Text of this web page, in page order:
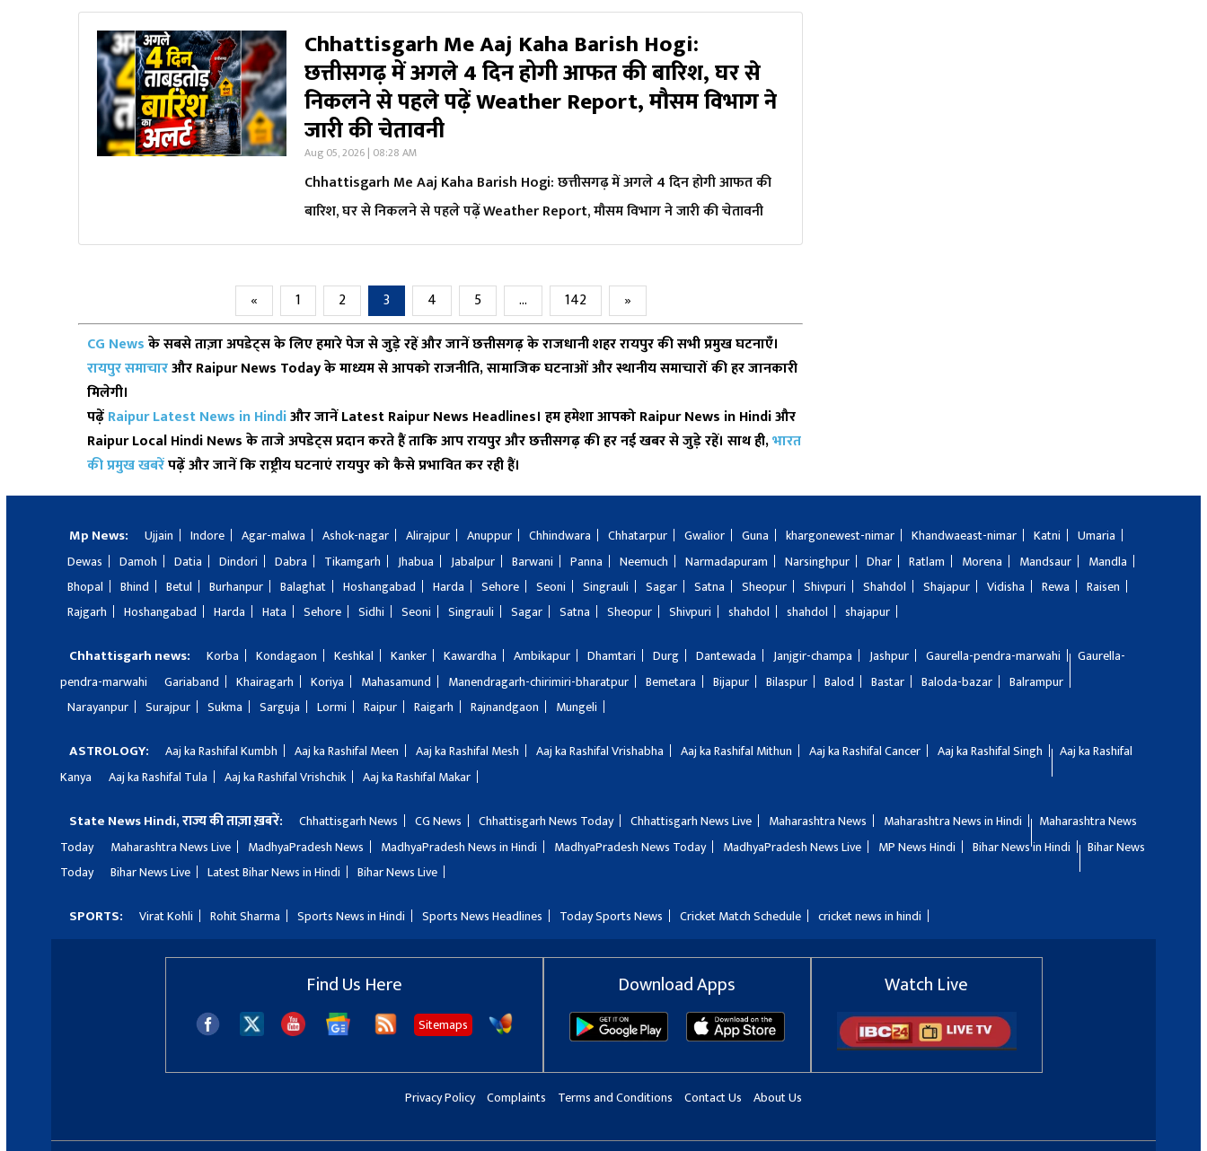
Chhattisgarh Me Aaj Kaha Barish Hogi:
छत्तीसगढ़ में अगले 4 दिन होगी आफत की बारिश, घर से
निकलने से पहले पढ़ें Weather Report, मौसम विभाग ने
जारी की चेतावनी
Aug 05, 2026 | 08:28 AM
Chhattisgarh Me Aaj Kaha Barish Hogi: छत्तीसगढ़ में अगले 4 दिन होगी आफत की
बारिश, घर से निकलने से पहले पढ़ें Weather Report, मौसम विभाग ने जारी की चेतावनी
« 1 2 3 4 5 … 142
»
CG Newsके सबसे ताज़ा अपडेट्स के लिए हमारे पेज से जुड़े रहें और जानें छत्तीसगढ़ के राजधानी शहर रायपुर की सभी प्रमुख घटनाएँ।
रायपुर समाचारऔरRaipur News Todayके माध्यम से आपको राजनीति, सामाजिक घटनाओं और स्थानीय समाचारों की हर जानकारी
मिलेगी।
पढ़ेंRaipur Latest News in Hindiऔर जानेंLatest Raipur News Headlines। हम हमेशा आपकोRaipur News in Hindiऔर
Raipur Local Hindi Newsके ताजे अपडेट्स प्रदान करते हैं ताकि आप रायपुर और छत्तीसगढ़ की हर नई खबर से जुड़े रहें। साथ ही,भारत
की प्रमुख खबरेंपढ़ें और जानें कि राष्ट्रीय घटनाएं रायपुर को कैसे प्रभावित कर रही हैं।
Mp News: Ujjain Indore Agar-malwa Ashok-nagar Alirajpur Anuppur Chhindwara Chhatarpur Gwalior Guna khargonewest-nimar Khandwaeast-nimar Katni
Umaria
Dewas
Damoh Datia Dindori Dabra Tikamgarh Jhabua Jabalpur Barwani Panna Neemuch Narmadapuram Narsinghpur Dhar Ratlam Morena Mandsaur
Mandla
Bhopal
Bhind Betul Burhanpur Balaghat Hoshangabad Harda Sehore Seoni Singrauli Sagar Satna Sheopur Shivpuri Shahdol Shajapur Vidisha Rewa
Raisen
Rajgarh
Hoshangabad Harda Hata Sehore Sidhi Seoni Singrauli Sagar Satna Sheopur Shivpuri shahdol shahdol shajapur
Chhattisgarh news: Korba Kondagaon Keshkal Kanker Kawardha Ambikapur Dhamtari Durg Dantewada Janjgir-champa Jashpur Gaurella-pendra-marwahi
Gaurella-
pendra-marwahi
Gariaband Khairagarh Koriya Mahasamund Manendragarh-chirimiri-bharatpur Bemetara Bijapur Bilaspur Balod Bastar Baloda-bazar
Balrampur
Narayanpur
Surajpur Sukma Sarguja Lormi Raipur Raigarh Rajnandgaon Mungeli
ASTROLOGY: Aaj ka Rashifal Kumbh Aaj ka Rashifal Meen Aaj ka Rashifal Mesh Aaj ka Rashifal Vrishabha Aaj ka Rashifal Mithun Aaj ka Rashifal Cancer Aaj ka Rashifal Singh
Aaj ka Rashifal
Kanya
Aaj ka Rashifal Tula Aaj ka Rashifal Vrishchik Aaj ka Rashifal Makar
State News Hindi, राज्य की ताज़ा ख़बरें: Chhattisgarh News CG News Chhattisgarh News Today Chhattisgarh News Live Maharashtra News Maharashtra News in Hindi
Maharashtra News
Today
Maharashtra News Live MadhyaPradesh News MadhyaPradesh News in Hindi MadhyaPradesh News Today MadhyaPradesh News Live MP News Hindi Bihar News in Hindi
Bihar News
Today
Bihar News Live Latest Bihar News in Hindi Bihar News Live
SPORTS: Virat Kohli Rohit Sharma Sports News in Hindi Sports News Headlines Today Sports News Cricket Match Schedule cricket news in hindi
Find Us Here
Sitemaps
Download Apps Watch Live
Privacy Policy Complaints Terms and Conditions Contact Us About Us